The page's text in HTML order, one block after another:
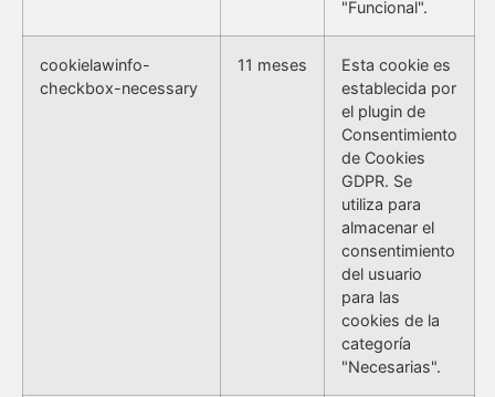
"Funcional".
cookielawinfo-
checkbox-necessary
11 meses
Esta cookie es
establecida por
el plugin de
Consentimiento
de Cookies
GDPR. Se
utiliza para
almacenar el
consentimiento
del usuario
para las
cookies de la
categoría
"Necesarias".